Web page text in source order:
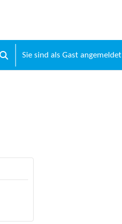
Sucheingabe umschalten
Sie sind als Gast angemeldet